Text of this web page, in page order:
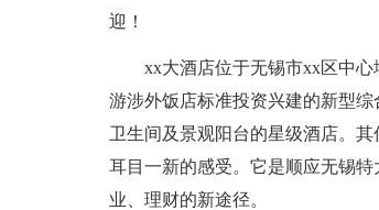
迎！
xx大酒店位于无锡市xx区中
游涉外饭店标准投资兴建的新型
卫生间及景观阳台的星级酒店。
耳目一新的感受。它是顺应无锡
业、理财的新途径。